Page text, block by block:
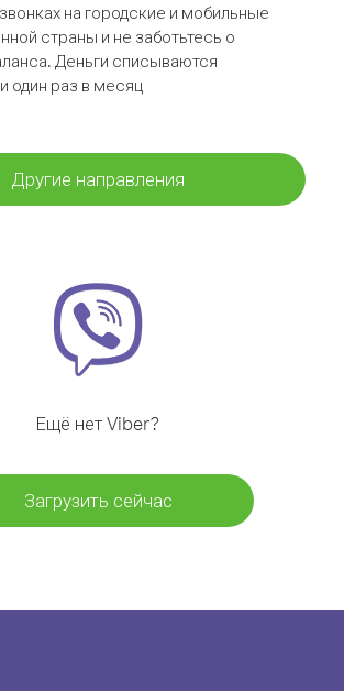
на городские и мобильные
страны и не заботьтесь о
Деньги списываются
один раз в месяц
Другие направления
Ещё нет Viber?
Загрузить сейчас